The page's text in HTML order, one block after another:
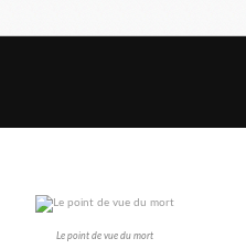
Le point de vue du mort